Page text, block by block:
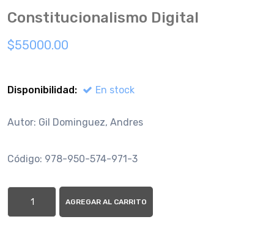
Constitucionalismo Digital
$55000.00
Disponibilidad: En stock
Autor: Gil Dominguez, Andres
Código: 978-950-574-971-3
AGREGAR AL CARRITO